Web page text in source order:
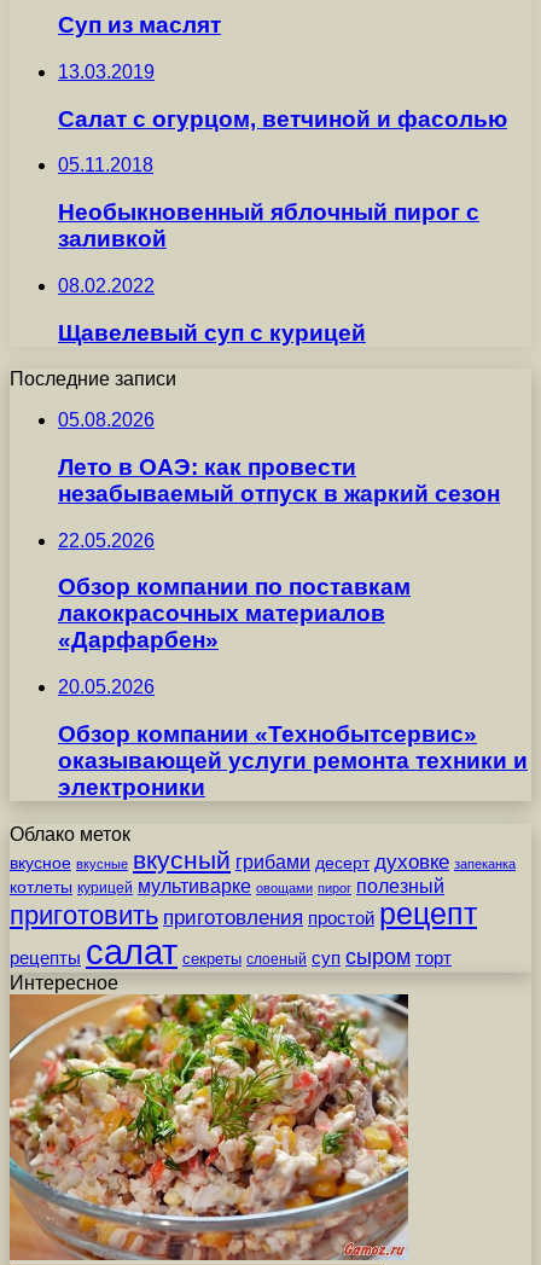
Суп из маслят
13.03.2019
Салат с огурцом, ветчиной и фасолью
05.11.2018
Необыкновенный яблочный пирог с
заливкой
08.02.2022
Щавелевый суп с курицей
Последние записи
05.08.2026
Лето в ОАЭ: как провести
незабываемый отпуск в жаркий сезон
22.05.2026
Обзор компании по поставкам
лакокрасочных материалов
«Дарфарбен»
20.05.2026
Обзор компании «Технобытсервис»
оказывающей услуги ремонта техники и
электроники
Облако меток
вкусное вкусные вкусный грибами десерт духовке запеканка
котлеты курицей мультиварке овощами пирог полезный
приготовить приготовления простой рецепт
рецепты салат секреты слоеный суп сыром торт
Интересное